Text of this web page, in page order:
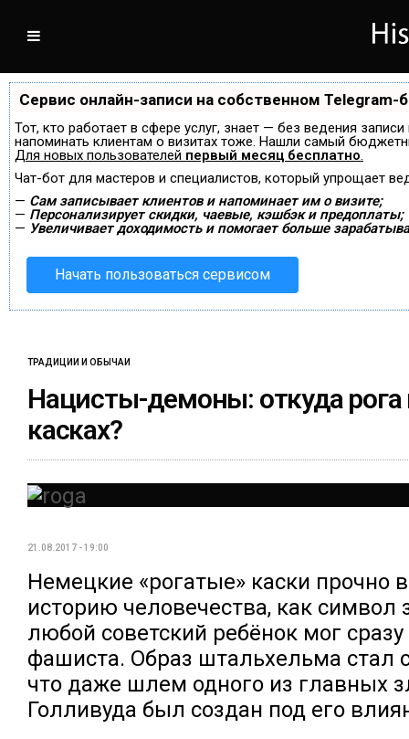
Сервис онлайн-записи на собственном Telegram-
Тот, кто работает в сфере услуг, знает — без ведения
напоминать клиентам о визитах тоже. Нашли самый
Для новых пользователей первый месяц бесплатно.
Чат-бот для мастеров и специалистов, который упрощает
— Сам записывает клиентов и напоминает им о визите;
— Персонализирует скидки, чаевые, кэшбэк и предоплаты;
— Увеличивает доходимость и помогает больше
Начать пользоваться сервисом
ТРАДИЦИИ И ОБЫЧАИ
Нацисты-демоны: откуда рога
касках?
21.08.2017 - 19:00
Немецкие «рогатые» каски прочно
историю человечества, как символ
любой советский ребёнок мог
фашиста. Образ штальхельма стал
что даже шлем одного из главных
Голливуда был создан под его